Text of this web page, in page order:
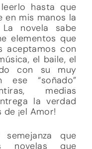
hasta que
en mis manos la
novela sabe
elementos que
aceptamos con
el baile, el
con su muy
ese “soñado”
medias
la verdad
¡el Amor!
que
novelas que